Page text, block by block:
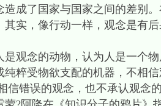
造成了国家与国家之间的差别
其实，像行动一样，观念是有
念的动物，认为人是一个物
纯粹受物欲支配的机器，不相
信错误的观念，也不承认观念